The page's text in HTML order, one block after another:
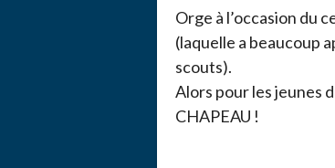
Orge à l’occasion du
(laquelle a beaucoup
scouts).
Alors pour les jeunes
CHAPEAU !